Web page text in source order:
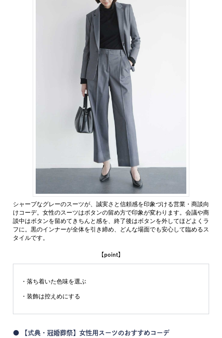
シャープなグレーのスーツが、誠実さと信頼感を印象づける営業・商談向
けコーデ。女性のスーツはボタンの留め方で印象が変わります。会議や商
談中はボタンを留めてきちんと感を、終了後はボタンを外してほどよくラ
フに。黒のインナーが全体を引き締め、どんな場面でも安心して臨めるス
タイルです。
【point】
・落ち着いた色味を選ぶ
・装飾は控えめにする
● 【式典・冠婚葬祭】女性用スーツのおすすめコーデ